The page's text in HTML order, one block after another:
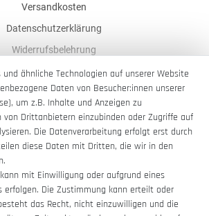
Versandkosten
Datenschutzerklärung
Widerrufsbelehrung
AGB
Impressum
Barrierefreiheitserklärung
Vertrag widerrufen
ähnliche Technologien auf unserer Website
Daten von Besucher:innen unserer
um z.B. Inhalte und Anzeigen zu
von Drittanbietern einzubinden oder Zugriffe auf
Die Datenverarbeitung erfolgt erst durch
diese Daten mit Dritten, die wir in den
mit Einwilligung oder aufgrund eines
erfolgen. Die Zustimmung kann erteilt oder
das Recht, nicht einzuwilligen und die